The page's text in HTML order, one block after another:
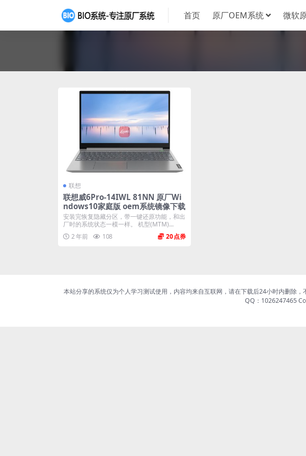
首页 原厂OEM系统 微软
联想
联想威6Pro-14IWL 81NN 原厂Wi
ndows10家庭版 oem系统镜像下载
安装完恢复隐藏分区，带一键还原功能，和出
厂时的系统状态一模一样。 机型(MTM)...
2 年前
108 20
本站分享的系统仅为个人学习测试使用，内容均来自互联网，请在下载后24小时内删除
QQ：1026247465